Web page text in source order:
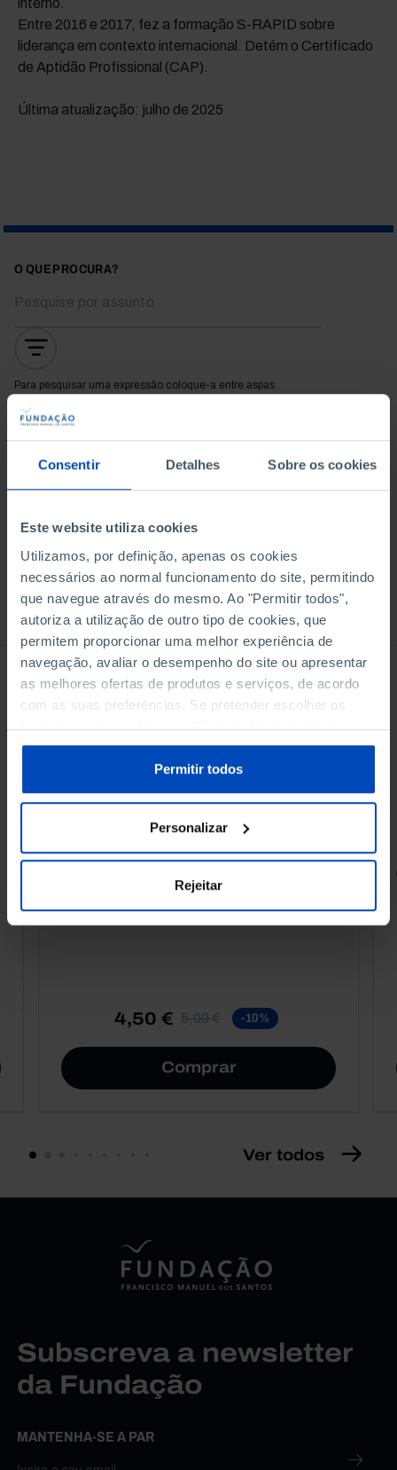
Consentir Detalhes Sobre os cookies
Este website utiliza cookies
Utilizamos, por definição, apenas os cookies
necessários ao normal funcionamento do site, permitindo
que navegue através do mesmo. Ao "Permitir todos",
autoriza a utilização de outro tipo de cookies, que
permitem proporcionar uma melhor experiência de
navegação, avaliar o desempenho do site ou apresentar
as melhores ofertas de produtos e serviços, de acordo
com as suas preferências. Se pretender escolher os
tipos de cookies, clique em "Personalizar". Saiba mais
sobre cookies através da gestão de preferências ou da
Política de Cookies.
Permitir todos
Personalizar
Rejeitar
Entre 2016 e 2017, fez a formação S-RAPID sobre
liderança em contexto internacional. Detém o Certificado
de Aptidão Profissional (CAP).
Última atualização: julho de 2025
O QUE PROCURA?
Para pesquisar uma expressão coloque-a entre aspas
Não foram encontrados
resultados para esta
pesquisa.
À venda na Livraria
Promessas do Futebol
4,50 € 5,00 € -10%
Comprar
Ver todos
Subscreva a newsletter
da Fundação
MANTENHA-SE A PAR